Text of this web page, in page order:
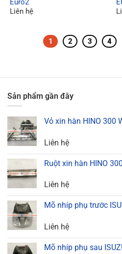
Euro2
Liên hệ
1 2 3 4
Sản phẩm gần đây
Vỏ xin hàn HINO 300
Liên hệ
Ruột xin hàn HINO
Liên hệ
Mõ nhíp phụ trước
Liên hệ
Mõ nhíp phụ sau